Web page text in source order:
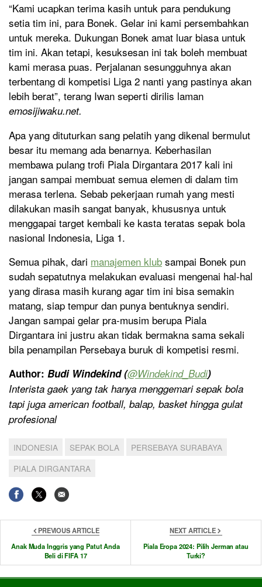
“Kami ucapkan terima kasih untuk para pendukung
setia tim ini, para Bonek. Gelar ini kami persembahkan
untuk mereka. Dukungan Bonek amat luar biasa untuk
tim ini. Akan tetapi, kesuksesan ini tak boleh membuat
kami merasa puas. Perjalanan sesungguhnya akan
terbentang di kompetisi Liga 2 nanti yang pastinya akan
lebih berat”, terang Iwan seperti dirilis laman
emosijiwaku.net.
Apa yang dituturkan sang pelatih yang dikenal bermulut
besar itu memang ada benarnya. Keberhasilan
membawa pulang trofi Piala Dirgantara 2017 kali ini
jangan sampai membuat semua elemen di dalam tim
merasa terlena. Sebab pekerjaan rumah yang mesti
dilakukan masih sangat banyak, khususnya untuk
menggapai target kembali ke kasta teratas sepak bola
nasional Indonesia, Liga 1.
Semua pihak, dari manajemen klub sampai Bonek pun
sudah sepatutnya melakukan evaluasi mengenai hal-hal
yang dirasa masih kurang agar tim ini bisa semakin
matang, siap tempur dan punya bentuknya sendiri.
Jangan sampai gelar pra-musim berupa Piala
Dirgantara ini justru akan tidak bermakna sama sekali
bila penampilan Persebaya buruk di kompetisi resmi.
Author: Budi Windekind (@Windekind_Budi)
Interista gaek yang tak hanya menggemari sepak bola
tapi juga american football, balap, basket hingga gulat
profesional
INDONESIA SEPAK BOLA
PERSEBAYA SURABAYA
PIALA DIRGANTARA
PREVIOUS ARTICLE
Anak Muda Inggris yang Patut Anda
Beli di FIFA 17
NEXT ARTICLE
Piala Eropa 2024: Pilih Jerman atau
Turki?